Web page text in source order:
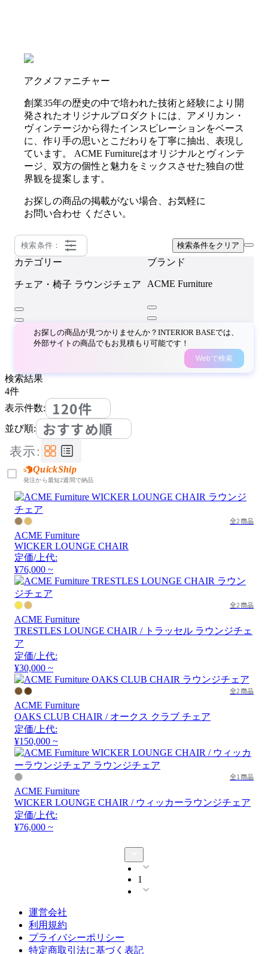
アクメファニチャー
創業35年の歴史の中で培われた技術と経験により開
発されたオリジナルプロダクトには、アメリカン・
ヴィンテージから得たインスピレーションをベース
に、作り手の思いとこだわりを丁寧に抽出、表現し
ています。 ACME Furnitureはオリジナルとヴィンテ
ージ、双方の個性と魅力をミックスさせた独自の世
界観を提案します。
お探しの商品の掲載がない場合、お気軽に
お問い合わせ ください。
検索条件： 検索条件をクリア
カテゴリー
チェア・椅子 ラウンジチェア
ブランド
ACME Furniture
お探しの商品が見つかりませんか？INTERIOR BASEでは、
外部サイトの商品でもお見積もり可能です！
Webで検索
検索結果
4件
表示件数:
120件
並び順: おすすめ順
表示:
QuickShip
発注から最短2週間で納品
全2商品
ACME Furniture
WICKER LOUNGE CHAIR
定価/上代:
¥76,000 ~
全2商品
ACME Furniture
TRESTLES LOUNGE CHAIR / トラッセル ラウンジチェ
ア
定価/上代:
¥30,000 ~
全2商品
ACME Furniture
OAKS CLUB CHAIR / オークス クラブ チェア
定価/上代:
¥150,000 ~
全1商品
ACME Furniture
WICKER LOUNGE CHAIR / ウィッカーラウンジチェア
定価/上代:
¥76,000 ~
1
運営会社
利用規約
プライバシーポリシー
特定商取引法に基づく表記